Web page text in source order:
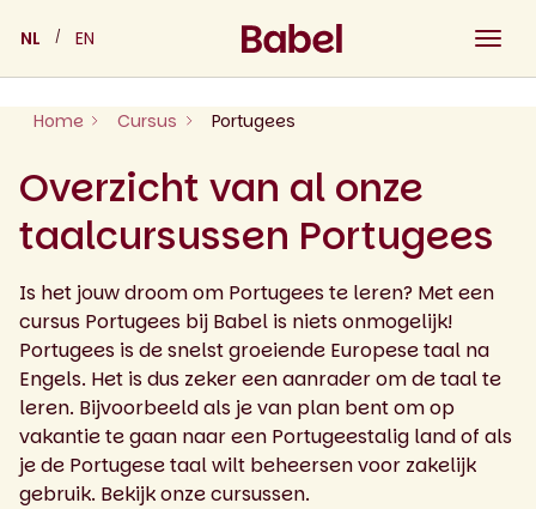
content
NL EN
Home Cursus Portugees
Overzicht van al onze
taalcursussen Portugees
Is het jouw droom om Portugees te leren? Met een
cursus Portugees bij Babel is niets onmogelijk!
Portugees is de snelst groeiende Europese taal na
Engels. Het is dus zeker een aanrader om de taal te
leren. Bijvoorbeeld als je van plan bent om op
vakantie te gaan naar een Portugeestalig land of als
je de Portugese taal wilt beheersen voor zakelijk
gebruik. Bekijk onze cursussen.